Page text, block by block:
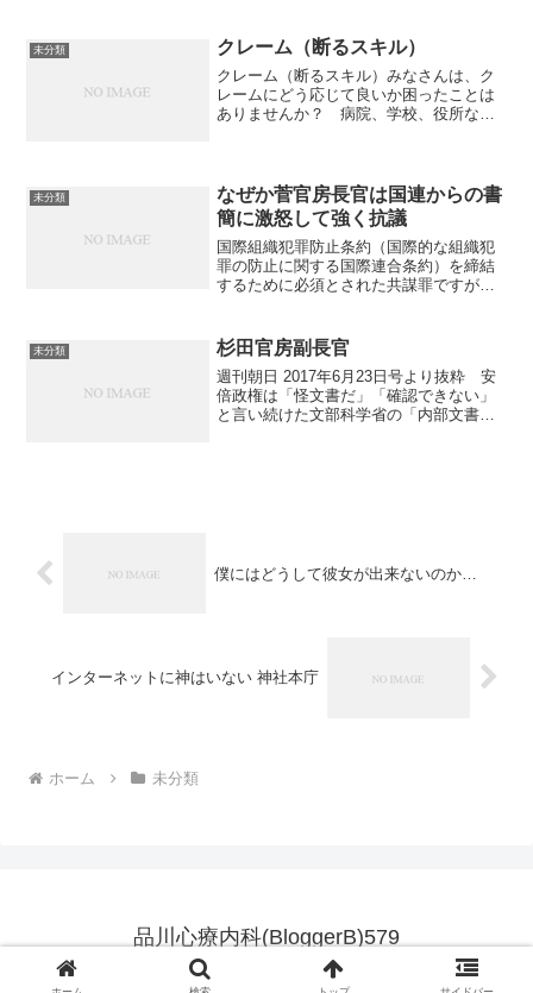
「NHK時代に起こしたセクハラ事件」
を、中村格に処理してもらって...
未分類 クレーム（断るスキル）
クレーム（断るスキル）みなさんは、ク
レームにどう応じて良いか困ったことは
ありませんか？ 病院、学校、役所など
せんか？」と気軽に特別扱...
未分類
なぜか菅官房長官は国連からの書
簡に激怒して強く抗議
国際組織犯罪防止条約（国際的な組織犯
罪の防止に関する国際連合条約）を締結
するために必須とされた共謀罪ですが、
ら。◆共謀罪の目的は「国際組織犯罪防
止条約」締結のはずが…政...
未分類 杉田官房副長官
週刊朝日 2017年6月23日号より抜粋 安
倍政権は「怪文書だ」「確認できない」
と言い続けた文部科学省の「内部文書」
僕にはどうして彼女が出来ないのか…
インターネットに神はいない 神社本庁
ホーム 未分類
品川心療内科(BloggerB)579
© 2007 品川心療内科(BloggerB)579.